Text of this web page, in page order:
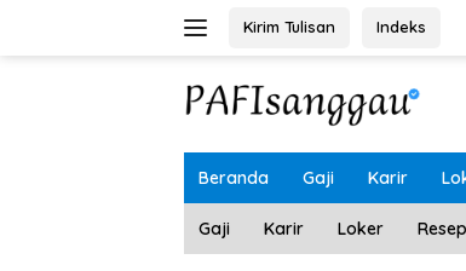
Kirim Tulisan Indeks
Beranda Gaji Karir
Gaji Karir Loker Resep